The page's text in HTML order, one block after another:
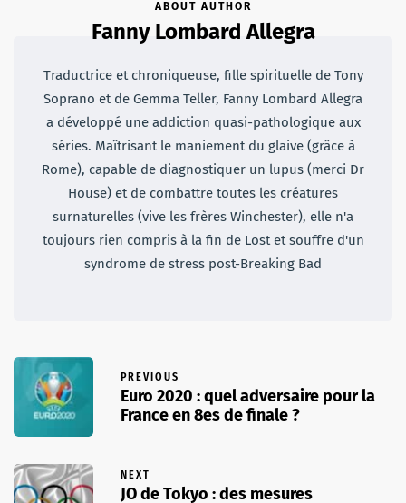
ABOUT AUTHOR
Fanny Lombard Allegra
Traductrice et chroniqueuse, fille spirituelle de Tony
Soprano et de Gemma Teller, Fanny Lombard Allegra
a développé une addiction quasi-pathologique aux
séries. Maîtrisant le maniement du glaive (grâce à
Rome), capable de diagnostiquer un lupus (merci Dr
House) et de combattre toutes les créatures
surnaturelles (vive les frères Winchester), elle n'a
toujours rien compris à la fin de Lost et souffre d'un
syndrome de stress post-Breaking Bad
PREVIOUS
Euro 2020 : quel adversaire pour la
France en 8es de finale ?
NEXT
JO de Tokyo : des mesures